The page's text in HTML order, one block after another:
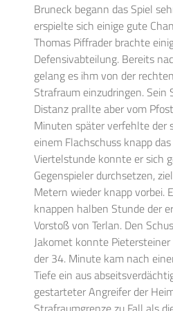
Bruneck begann das Spiel
erspielte sich einige gute
Thomas Piffrader brachte
Defensivabteilung. Bereits
gelang es ihm von der
Strafraum einzudringen. Sein
Distanz prallte aber vom
Minuten später verfehlte der
einem Flachschuss knapp
Viertelstunde konnte er sich
Gegenspieler durchsetzen,
Metern wieder knapp vorbei.
knappen halben Stunde der
Vorstoß von Terlan. Den
Jakomet konnte
der 34. Minute kam nach
Tiefe ein aus
gestarteter Angreifer der